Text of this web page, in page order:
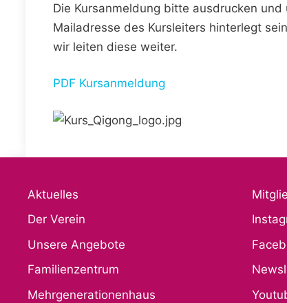
Die Kursanmeldung bitte ausdrucken
Mailadresse des Kursleiters hinterlegt
wir leiten diese weiter.
PDF Kursanmeldung
Aktuelles
Der Verein
Unsere Angebote
Familienzentrum
Mehrgenerationenhaus